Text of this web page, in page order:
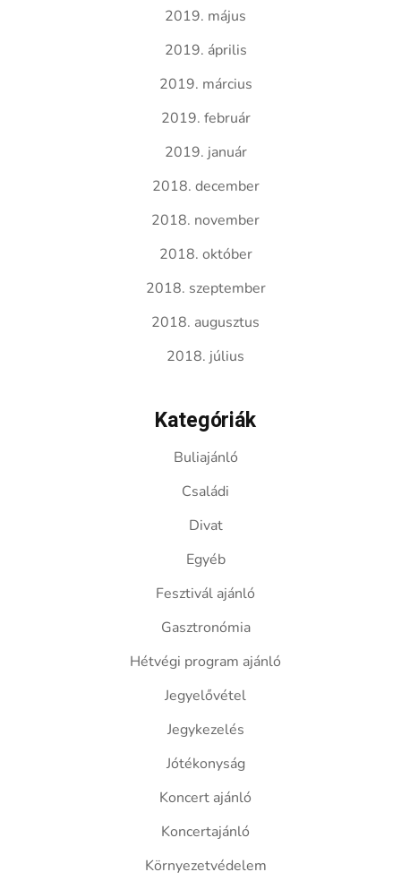
2019. május
2019. április
2019. március
2019. február
2019. január
2018. december
2018. november
2018. október
2018. szeptember
2018. augusztus
2018. július
Kategóriák
Buliajánló
Családi
Divat
Egyéb
Fesztivál ajánló
Gasztronómia
Hétvégi program ajánló
Jegyelővétel
Jegykezelés
Jótékonyság
Koncert ajánló
Koncertajánló
Környezetvédelem